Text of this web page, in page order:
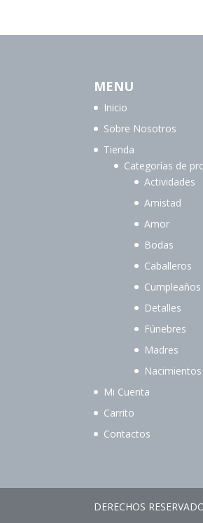
MENU
Inicio
Sobre Nosotros
Tienda
Categorías de
Actividades
Amistad
Amor
Bodas
Caballeros
Cumpleaños
Detalles
Fúnebres
Madres
Nacimientos
Mi Cuenta
Carrito
Contactos
DERECHOS